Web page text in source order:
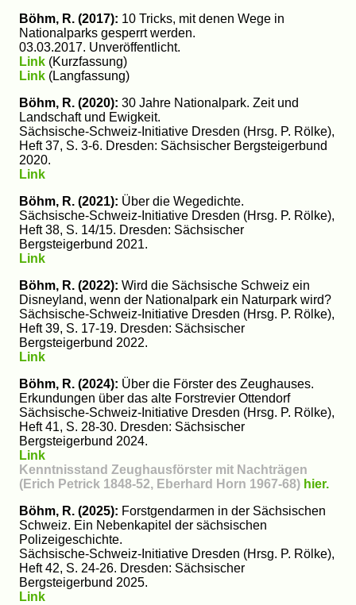
Böhm, R. (2017): 10 Tricks, mit denen Wege in
Nationalparks gesperrt werden.
03.03.2017. Unveröffentlicht.
Link (Kurzfassung)
Link (Langfassung)
Böhm, R. (2020): 30 Jahre Nationalpark. Zeit und
Landschaft und Ewigkeit.
Sächsische-Schweiz-Initiative Dresden (Hrsg. P. Rölke),
Heft 37, S. 3-6. Dresden: Sächsischer Bergsteigerbund
2020.
Link
Böhm, R. (2021): Über die Wegedichte.
Sächsische-Schweiz-Initiative Dresden (Hrsg. P. Rölke),
Heft 38, S. 14/15. Dresden: Sächsischer
Bergsteigerbund 2021.
Link
Böhm, R. (2022): Wird die Sächsische Schweiz ein
Disneyland, wenn der Nationalpark ein Naturpark wird?
Sächsische-Schweiz-Initiative Dresden (Hrsg. P. Rölke),
Heft 39, S. 17-19. Dresden: Sächsischer
Bergsteigerbund 2022.
Link
Böhm, R. (2024): Über die Förster des Zeughauses.
Erkundungen über das alte Forstrevier Ottendorf
Sächsische-Schweiz-Initiative Dresden (Hrsg. P. Rölke),
Heft 41, S. 28-30. Dresden: Sächsischer
Bergsteigerbund 2024.
Link
Kenntnisstand Zeughausförster mit Nachträgen
(Erich Petrick 1848-52, Eberhard Horn 1967-68) hier.
Böhm, R. (2025): Forstgendarmen in der Sächsischen
Schweiz. Ein Nebenkapitel der sächsischen
Polizeigeschichte.
Sächsische-Schweiz-Initiative Dresden (Hrsg. P. Rölke),
Heft 42, S. 24-26. Dresden: Sächsischer
Bergsteigerbund 2025.
Link